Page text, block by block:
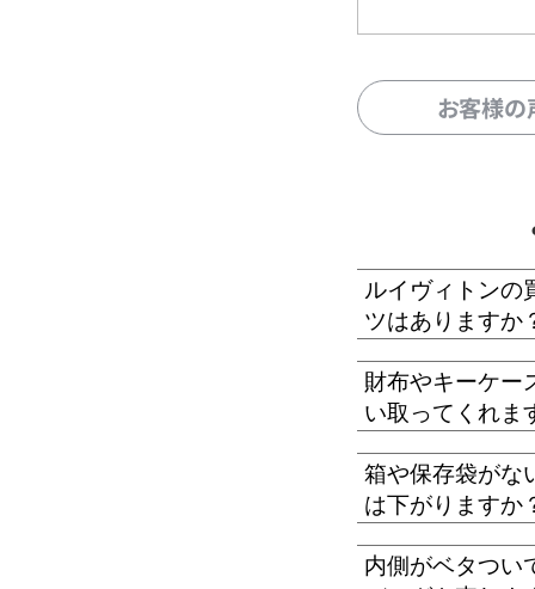
お客様
ルイヴィトンの
ツはありますか
財布やキーケー
い取ってくれま
箱や保存袋がな
は下がりますか
内側がベタつい